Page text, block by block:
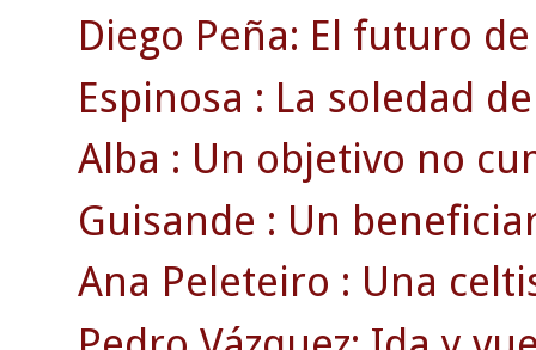
Diego Peña: El futuro
Espinosa : La soledad
Alba : Un objetivo no
Guisande : Un
Ana Peleteiro : Una